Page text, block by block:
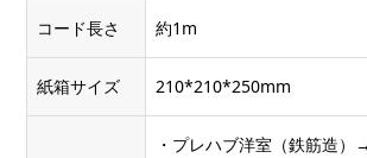
コード長さ 約1m
紙箱サイズ 210*210*250mm
・プレハブ洋室（鉄筋造）